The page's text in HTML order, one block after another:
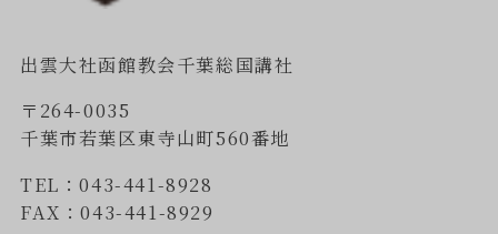
出雲大社函館教会千葉総国講社
〒264-0035
千葉市若葉区東寺山町560番地
TEL：043-441-8928
FAX：043-441-8929